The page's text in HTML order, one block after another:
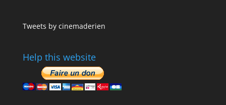
Tweets by cinemaderien
Help this website